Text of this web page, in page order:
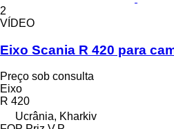
2
VÍDEO
Eixo Scania R 420 para
Preço sob consulta
Eixo
R 420
Ucrânia, Kharkiv